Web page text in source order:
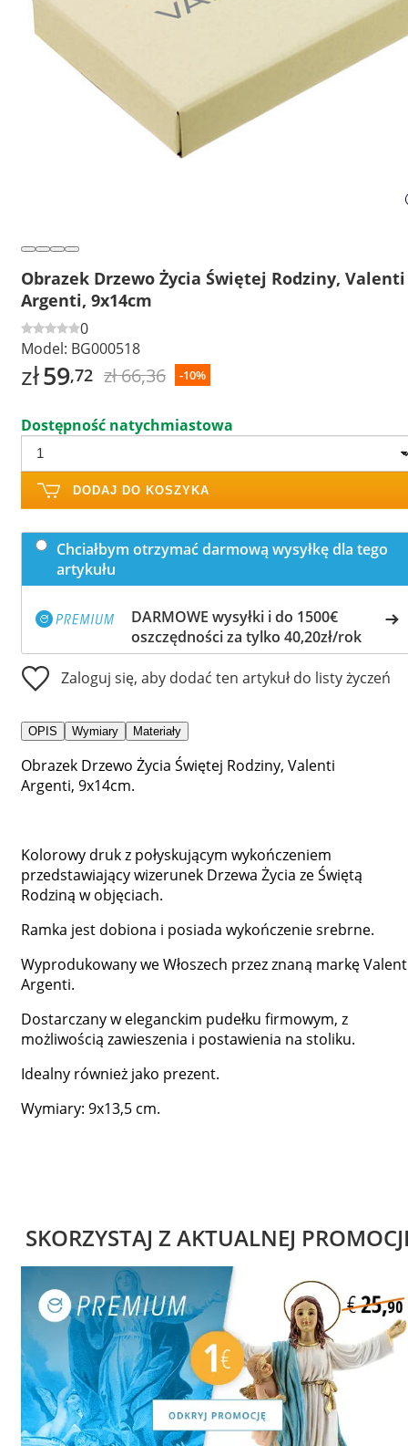
Obrazek Drzewo Życia Świętej Rodziny, Valenti
Argenti, 9x14cm
0
Model: BG000518
zł59,72 zł 66,36 -10%
Dostępność natychmiastowa
DODAJ DO KOSZYKA
Chciałbym otrzymać darmową wysyłkę dla tego
artykułu
DARMOWE wysyłki i do 1500€
oszczędności za tylko 40,20zł/rok
Zaloguj się, aby dodać ten artykuł do listy życzeń
OPIS Wymiary Materiały
Obrazek Drzewo Życia Świętej Rodziny, Valenti
Argenti, 9x14cm.
Kolorowy druk z połyskującym wykończeniem
przedstawiający wizerunek Drzewa Życia ze Świętą
Rodziną w objęciach.
Ramka jest dobiona i posiada wykończenie srebrne.
Wyprodukowany we Włoszech przez znaną markę
Argenti.
Dostarczany w eleganckim pudełku firmowym, z
możliwością zawieszenia i postawienia na stoliku.
Idealny również jako prezent.
Wymiary: 9x13,5 cm.
SKORZYSTAJ Z AKTUALNEJ